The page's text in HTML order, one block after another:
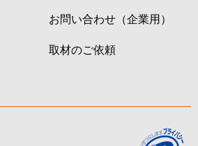
お問い合わせ（企業用）
取材のご依頼